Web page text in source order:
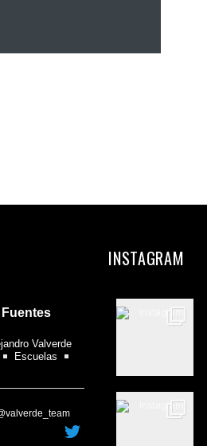
Valverde
Escuelas
INSTAGRAM